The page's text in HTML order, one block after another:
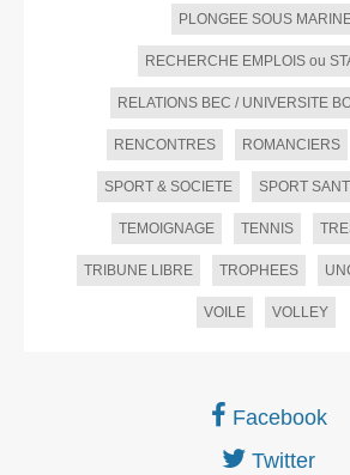
PLONGEE SOUS
RECHERCHE EMPLOIS ou
RELATIONS BEC / UNIVERSITE
RENCONTRES ROMANCIERS
SPORT & SOCIETE SPORT
TEMOIGNAGE TENNIS
TRIBUNE LIBRE TROPHEES
VOILE VOLLEY
Facebook
Twitter